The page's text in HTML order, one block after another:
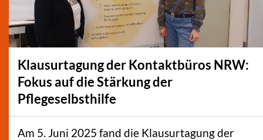
Klausurtagung der Kontaktbüros NRW:
Fokus auf die Stärkung der
Pflegeselbsthilfe
Am 5. Juni 2025 fand die Klausurtagung der